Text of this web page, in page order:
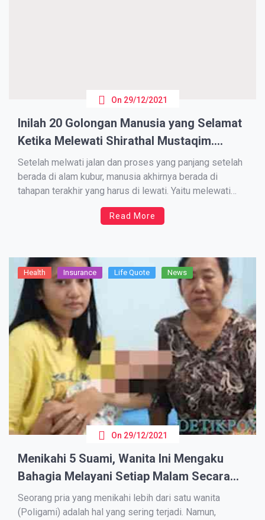
On 29/12/2021
Inilah 20 Golongan Manusia yang Selamat
Ketika Melewati Shirathal Mustaqim.
Semoga Yang Membaca Termasuk
Setelah melwati jalan dan proses yang panjang setelah
berada di alam kubur, manusia akhirnya berada di
tahapan terakhir yang harus di lewati. Yaitu melewati
jembatan atau shirath. Beberapa ulama menafsirkan
kata shirath dengan makna yang berbeda-beda. Namun,
Read More
Health Insurance Life Quote News
On 29/12/2021
Menikahi 5 Suami, Wanita Ini Mengaku
Bahagia Melayani Setiap Malam Secara
Bergilir, Hingga Bingung Siapa Bapak dari
Anaknya
Seorang pria yang menikahi lebih dari satu wanita
(Poligami) adalah hal yang sering terjadi. Namun,